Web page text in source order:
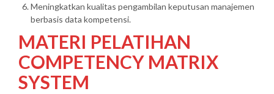
Meningkatkan kualitas pengambilan keputusan manajemen
berbasis data kompetensi.
MATERI PELATIHAN
COMPETENCY MATRIX
SYSTEM